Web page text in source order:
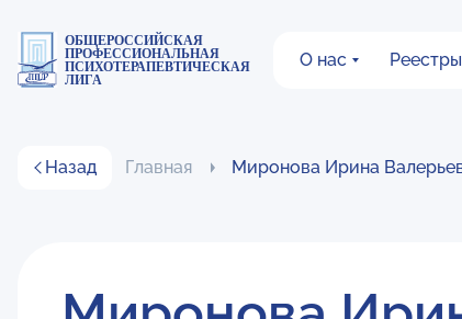
ОБЩЕРОССИЙСКАЯ
ПРОФЕССИОНАЛЬНАЯ
ПСИХОТЕРАПЕВТИЧЕСКАЯ
ЛИГА
О нас Реестры
Назад Главная Миронова Ирина